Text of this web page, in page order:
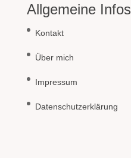
Allgemeine Infos
Kontakt
Über mich
Impressum
Datenschutzerklärung